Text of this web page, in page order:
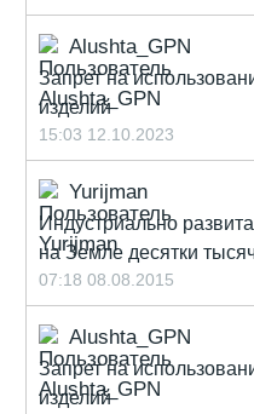
Alushta_GPN
Запрет на
изделий
15:03 12.10.2023
Yurijman
Индустриально
на Земле десятки
07:18 08.08.2015
Alushta_GPN
Запрет на
изделий